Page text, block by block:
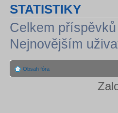
STATISTIKY
Celkem příspěvků
Nejnovějším
Obsah fóra